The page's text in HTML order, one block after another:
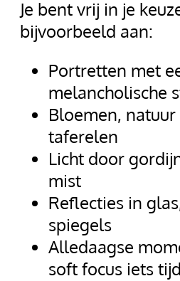
Je bent vrij in je
bijvoorbeeld aan:
Portretten met
melancholische
Bloemen,
taferelen
Licht door
mist
Reflecties in
spiegels
Alledaagse
soft focus iets